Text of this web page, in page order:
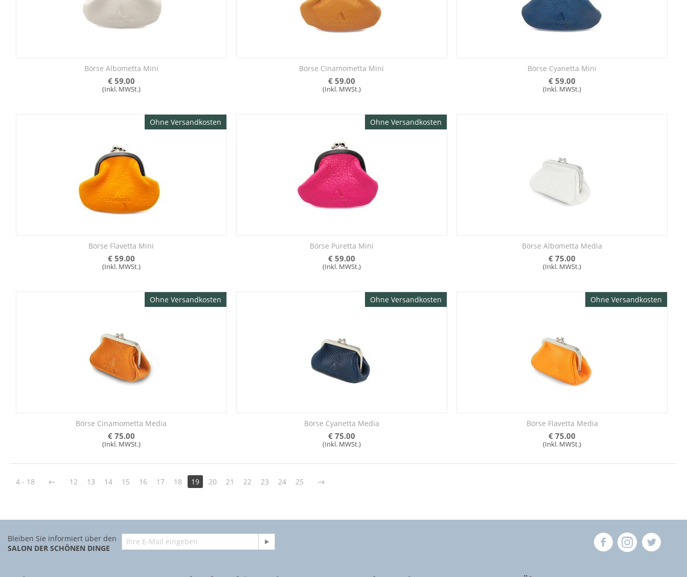
Börse Albometta Mini
€ 59.00
(Inkl. MWSt.)
Börse Cinamometta Mini
€ 59.00
(Inkl. MWSt.)
Börse Cyanetta Mini
€59.00
(Inkl. MWSt.)
Ohne Versandkosten
Börse Flavetta Mini
€ 59.00
(Inkl. MWSt.)
Ohne Versandkosten
Börse Puretta Mini
€ 59.00
(Inkl. MWSt.)
Börse Albometta Media
€75.00
(Inkl. MWSt.)
Ohne Versandkosten
Börse Cinamometta Media
€ 75.00
(Inkl. MWSt.)
Ohne Versandkosten
Börse Cyanetta Media
€ 75.00
(Inkl. MWSt.)
Ohne Versandkosten
Börse Flavetta Media
€75.00
(Inkl. MWSt.)
4 - 18 12 13 14 15 16 17 18 19 20 21 22 23 24 25
Bleiben Sie informiert über den
SALON DER SCHÖNEN DINGE